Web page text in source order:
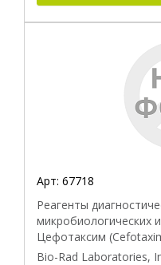
Арт: 67718
Реагенты
микробиологических
Цефотаксим
Bio-Rad Laboratories,